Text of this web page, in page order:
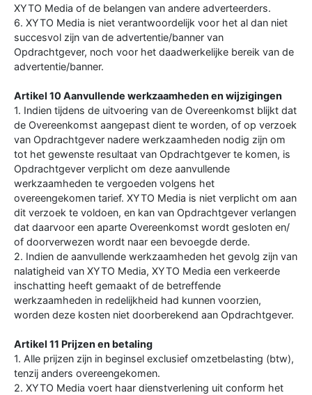
XYTO Media of de belangen van andere adverteerders.
6. XYTO Media is niet verantwoordelijk voor het al dan niet
succesvol zijn van de advertentie/banner van
Opdrachtgever, noch voor het daadwerkelijke bereik van de
advertentie/banner.
Artikel 10 Aanvullende werkzaamheden en wijzigingen
1. Indien tijdens de uitvoering van de Overeenkomst blijkt dat
de Overeenkomst aangepast dient te worden, of op verzoek
van Opdrachtgever nadere werkzaamheden nodig zijn om
tot het gewenste resultaat van Opdrachtgever te komen, is
Opdrachtgever verplicht om deze aanvullende
werkzaamheden te vergoeden volgens het
overeengekomen tarief. XYTO Media is niet verplicht om aan
dit verzoek te voldoen, en kan van Opdrachtgever verlangen
dat daarvoor een aparte Overeenkomst wordt gesloten en/
of doorverwezen wordt naar een bevoegde derde.
2. Indien de aanvullende werkzaamheden het gevolg zijn van
nalatigheid van XYTO Media, XYTO Media een verkeerde
inschatting heeft gemaakt of de betreffende
werkzaamheden in redelijkheid had kunnen voorzien,
worden deze kosten niet doorberekend aan Opdrachtgever.
Artikel 11 Prijzen en betaling
1. Alle prijzen zijn in beginsel exclusief omzetbelasting (btw),
tenzij anders overeengekomen.
2. XYTO Media voert haar dienstverlening uit conform het